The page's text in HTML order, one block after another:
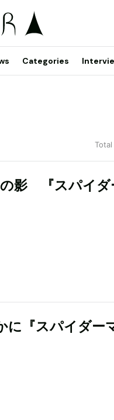
Categories
影 『スパイダ
に『スパイダー